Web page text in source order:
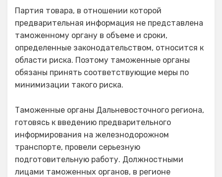
Партия товара, в отношении которой
предварительная информация не представлена
таможенному органу в объеме и сроки,
определенные законодательством, относится к
области риска. Поэтому таможенные органы
обязаны принять соответствующие меры по
минимизации такого риска.
Таможенные органы Дальневосточного региона,
готовясь к введению предварительного
информирования на железнодорожном
транспорте, провели серьезную
подготовительную работу. Должностными
лицами таможенных органов, в регионе